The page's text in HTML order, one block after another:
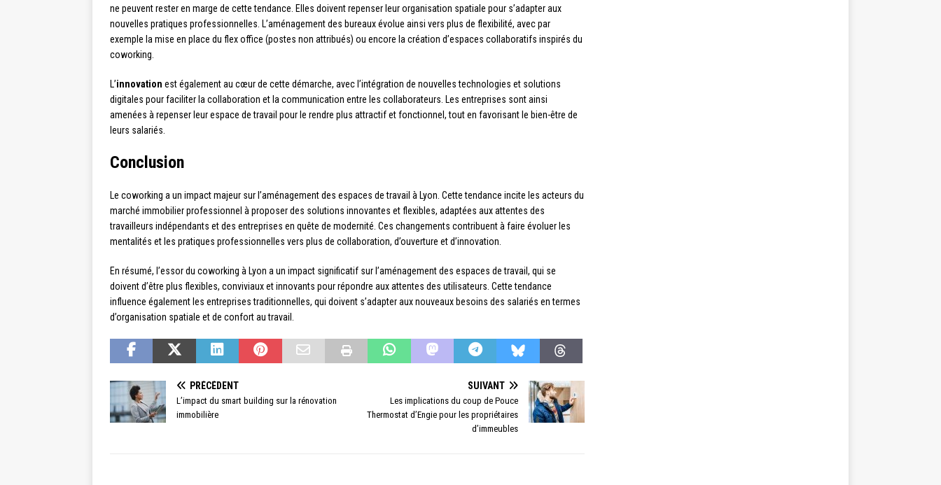
ne peuvent rester en marge de cette tendance. Elles doivent repenser leur organisation spatiale pour s’adapter aux
nouvelles pratiques professionnelles. L’aménagement des bureaux évolue ainsi vers plus de flexibilité, avec par
exemple la mise en place du flex office (postes non attribués) ou encore la création d’espaces collaboratifs inspirés du
coworking.
L’innovation est également au cœur de cette démarche, avec l’intégration de nouvelles technologies et solutions
digitales pour faciliter la collaboration et la communication entre les collaborateurs. Les entreprises sont ainsi
amenées à repenser leur espace de travail pour le rendre plus attractif et fonctionnel, tout en favorisant le bien-être de
leurs salariés.
Conclusion
Le coworking a un impact majeur sur l’aménagement des espaces de travail à Lyon. Cette tendance incite les acteurs du
marché immobilier professionnel à proposer des solutions innovantes et flexibles, adaptées aux attentes des
travailleurs indépendants et des entreprises en quête de modernité. Ces changements contribuent à faire évoluer les
mentalités et les pratiques professionnelles vers plus de collaboration, d’ouverture et d’innovation.
En résumé, l’essor du coworking à Lyon a un impact significatif sur l’aménagement des espaces de travail, qui se
doivent d’être plus flexibles, conviviaux et innovants pour répondre aux attentes des utilisateurs. Cette tendance
influence également les entreprises traditionnelles, qui doivent s’adapter aux nouveaux besoins des salariés en termes
d’organisation spatiale et de confort au travail.
PRÉCÉDENT
L’impact du smart building sur la rénovation
immobilière
SUIVANT
Les implications du coup de Pouce
Thermostat d’Engie pour les propriétaires
d’immeubles